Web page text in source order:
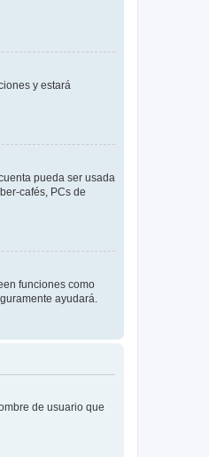
y estará
pueda ser usada
cafés, PCs de
funciones como
ayudará.
de usuario que